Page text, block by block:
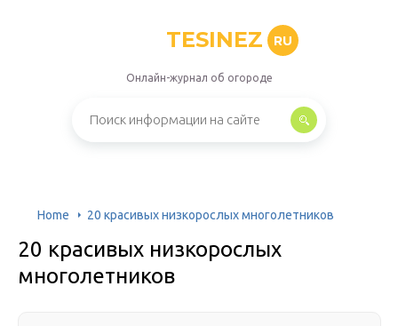
TESINEZ RU
Онлайн-журнал об огороде
Home 20 красивых низкорослых многолетников
20 красивых низкорослых
многолетников